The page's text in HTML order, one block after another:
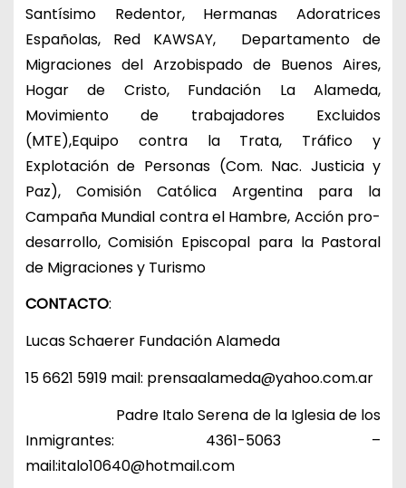
Santísimo Redentor, Hermanas Adoratrices
Españolas, Red KAWSAY, Departamento de
Migraciones del Arzobispado de Buenos Aires,
Hogar de Cristo, Fundación La Alameda,
Movimiento de trabajadores Excluidos
(MTE),Equipo contra la Trata, Tráfico y
Explotación de Personas (Com. Nac. Justicia y
Paz), Comisión Católica Argentina para la
Campaña Mundial contra el Hambre, Acción pro-
desarrollo, Comisión Episcopal para la Pastoral
de Migraciones y Turismo
CONTACTO:
Lucas Schaerer Fundación Alameda
15 6621 5919 mail: prensaalameda@yahoo.com.ar
Padre Italo Serena de la Iglesia de los
Inmigrantes: 4361-5063 –
mail:italo10640@hotmail.com